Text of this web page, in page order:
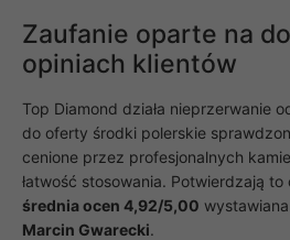
Zaufanie oparte na
opiniach klientów
Top Diamond działa nieprzerwanie
do oferty środki polerskie
cenione przez profesjonalnych
łatwość stosowania. Potwierdzają
średnia ocen 4,92/5,00
Marcin Gwarecki.